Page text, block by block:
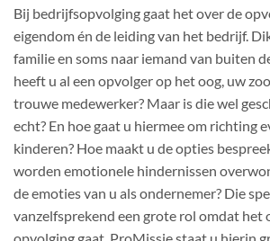
Bij bedrijfsopvolging gaat het over de
eigendom én de leiding van het bedrijf.
familie en soms naar iemand van buiten
heeft u al een opvolger op het oog, uw
trouwe medewerker? Maar is die wel
echt? En hoe gaat u hiermee om richting
kinderen? Hoe maakt u de opties
worden emotionele hindernissen
de emoties van u als ondernemer? Die
vanzelfsprekend een grote rol omdat het